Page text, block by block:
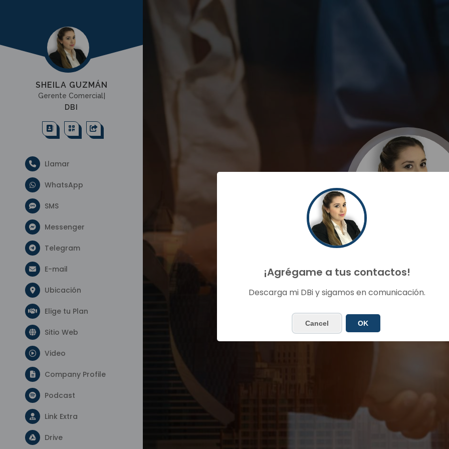
SHEILA GUZMÁN
Gerente Come|
DBI
Llamar
WhatsApp
SMS
Messenger
Telegram
E-mail
Ubicación
Elige tu Plan
Sitio Web
Video
Company Profile
Podcast
Link Extra
Drive
Gerente Comercial
¡Agrégame a tus contactos!
Descarga mi DBi y sigamos en comunicación.
Cancel OK